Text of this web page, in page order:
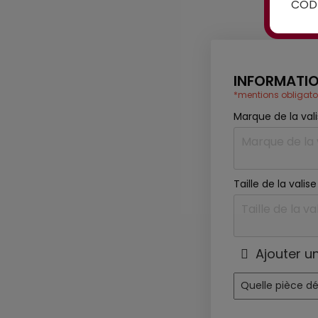
*mentions
Marque de la
Taille de la
Ajouter